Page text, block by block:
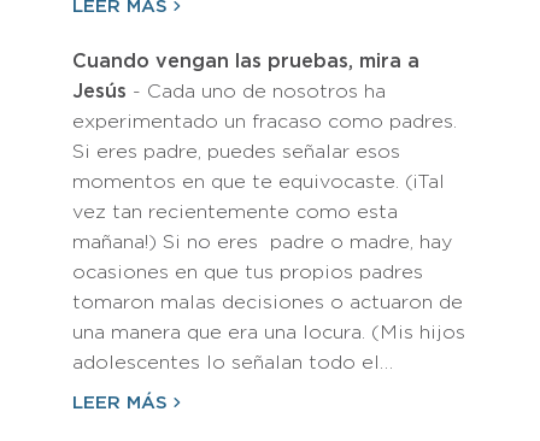
LEER MÁS
Cuando vengan las pruebas, mira a
Jesús - Cada uno de nosotros ha
experimentado un fracaso como padres.
Si eres padre, puedes señalar esos
momentos en que te equivocaste. (¡Tal
vez tan recientemente como esta
mañana!) Si no eres padre o madre, hay
ocasiones en que tus propios padres
tomaron malas decisiones o actuaron de
una manera que era una locura. (Mis hijos
adolescentes lo señalan todo el…
LEER MÁS